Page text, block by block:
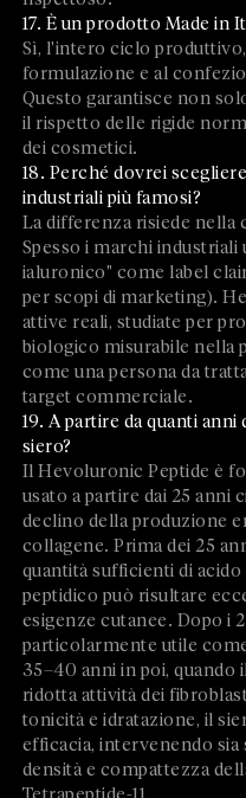
17. È un prodotto Made in
Sì, l'intero ciclo
formulazione e al
Questo garantisce non
il rispetto delle rigide
dei cosmetici.
18. Perché dovrei
industriali più famosi?
La differenza risiede
Spesso i marchi industriali
ialuronico" come label
per scopi di marketing).
attive reali, studiate per
biologico misurabile nella
come una persona da
target commerciale.
19. A partire da quanti
siero?
Il Hevoluronic Peptide è
usato a partire dai 25 anni
declino della produzione
collagene. Prima dei 25
quantità sufficienti di
peptidico può risultare
esigenze cutanee. Dopo i
particolarmente utile
35–40 anni in poi, quando
ridotta attività dei
tonicità e idratazione, il
efficacia, intervenendo
densità e compattezza